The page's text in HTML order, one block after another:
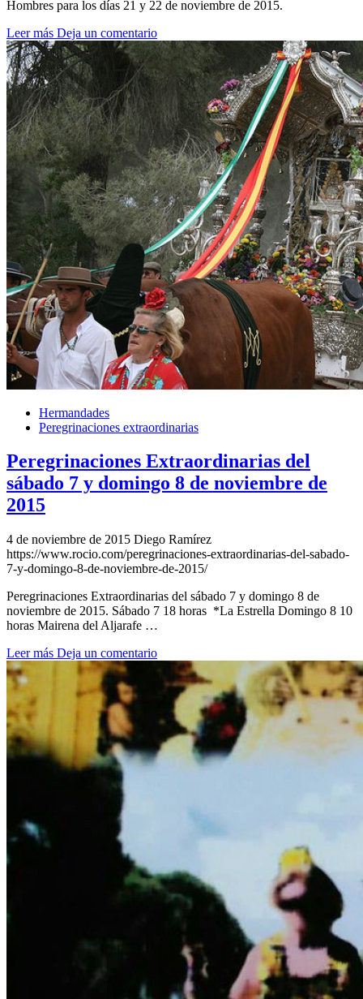
Hombres para los días 21 y 22 de noviembre de 2015.
Leer más Deja un comentario
Hermandades
Peregrinaciones extraordinarias
Peregrinaciones Extraordinarias del
sábado 7 y domingo 8 de noviembre de
2015
4 de noviembre de 2015 Diego Ramírez
https://www.rocio.com/peregrinaciones-extraordinarias-del-sabado-
7-y-domingo-8-de-noviembre-de-2015/
Peregrinaciones Extraordinarias del sábado 7 y domingo 8 de
noviembre de 2015. Sábado 7 18 horas *La Estrella Domingo 8 10
horas Mairena del Aljarafe …
Leer más Deja un comentario